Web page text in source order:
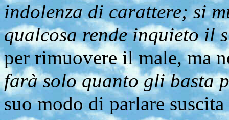
indolenza di carattere; si
qualcosa rende inquieto il
per rimuovere il male, ma
farà solo quanto gli basta
suo modo di parlare